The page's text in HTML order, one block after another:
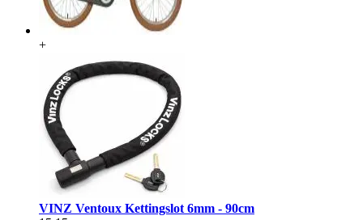
+
VINZ Ventoux Kettingslot 6mm - 90cm